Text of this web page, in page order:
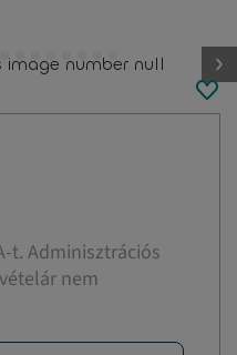
t. Adminisztrációs
nem